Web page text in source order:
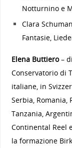
Notturnino e
Clara
Fantasie,
Elena Buttiero–
Conservatorio di
italiane, in
Serbia, Romania,
Tanzania,
Continental Reel
la formazione